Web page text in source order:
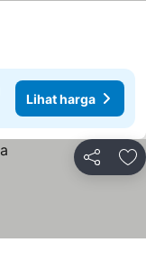
Lihat harga
Bagikan